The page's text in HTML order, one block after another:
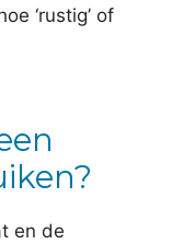
‘rustig’ of
en de